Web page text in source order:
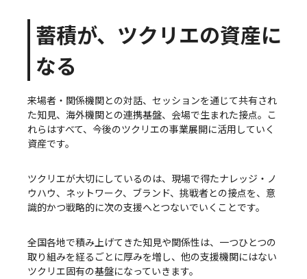
蓄積が、ツクリエの資産に
なる
来場者・関係機関との対話、セッションを通じて共有され
た知見、海外機関との連携基盤、会場で生まれた接点。こ
れらはすべて、今後のツクリエの事業展開に活用していく
資産です。
ツクリエが大切にしているのは、現場で得たナレッジ・ノ
ウハウ、ネットワーク、ブランド、挑戦者との接点を、意
識的かつ戦略的に次の支援へとつないでいくことです。
全国各地で積み上げてきた知見や関係性は、一つひとつの
取り組みを経るごとに厚みを増し、他の支援機関にはない
ツクリエ固有の基盤になっていきます。